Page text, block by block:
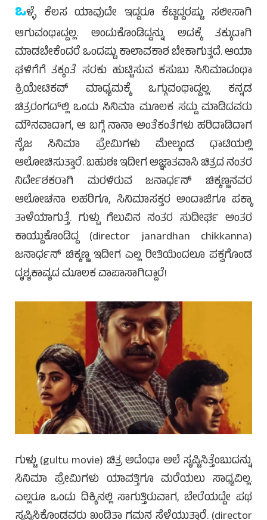
ಒಳ್ಳೆ ಕೆಲಸ ಯಾವುದೇ ಇದ್ದರೂ ಕೆಟ್ಟದ್ದರಷ್ಟು ಸಲೀಸಾಗಿ
ಆಗುವಂಥಾದ್ದಲ್ಲ. ಅಂದುಕೊಂಡಿದ್ದನ್ನು ಅದಕ್ಕೆ ತಕ್ಕುದಾಗಿ
ಮಾಡಬೇಕೆಂದರೆ ಒಂದಷ್ಟು ಕಾಲಾವಕಾಶ ಬೇಕಾಗುತ್ತದೆ. ಆಯಾ
ಘಳಿಗೆಗೆ ತಕ್ಕಂತೆ ಸರಕು ಹುಟ್ಟಿಸುವ ಕಸುಬು ಸಿನಿಮಾದಂಥಾ
ಕ್ರಿಯೇಟಿಕವ್ ಮಾಧ್ಯಮಕ್ಕೆ ಒಗ್ಗುವಂಥಾದ್ದಲ್ಲ. ಕನ್ನಡ
ಚಿತ್ರರಂಗದ್‌ಲ್ಲಿ ಒಂದು ಸಿನಿಮಾ ಮೂಲಕ ಸದ್ದು ಮಾಡಿದವರು
ಮೌನವಾದಾಗ, ಆ ಬಗ್ಗೆ ನಾನಾ ಅಂತೆಕಂತೆಗಳು ಹರಿದಾಡಿದಾಗ
ನೈಜ ಸಿನಿಮಾ ಪ್ರೇಮಿಗಳು ಮೇಲ್ಕಂಡ ಧಾಟಿಯಲ್ಲಿ
ಆಲೋಚಿಸುತ್ತಾರೆ. ಬಹುಶಃ ಇದೀಗ ಅಜ್ಞಾತವಾಸಿ ಚಿತ್ರದ ನಂತರ
ನಿರ್ದೇಶಕರಾಗಿ ಮರಳಿರುವ ಜನಾರ್ಧನ್ ಚಿಕ್ಕಣ್ಣನವರ
ಆಲೋಚನಾ ಲಹರಿಗೂ, ಸಿನಿಮಾಸಕ್ತರ ಅಂದಾಜಿಗೂ ಪಕ್ಕಾ
ತಾಳೆಯಾಗುತ್ತೆ. ಗುಳ್ಟು ಗೆಲುವಿನ ನಂತರ ಸುದೀರ್ಘ ಅಂತರ
ಕಾಯ್ದುಕೊಂಡಿದ್ದ (director janardhan chikkanna)
ಜನಾರ್ಧನ್ ಚಿಕ್ಕಣ್ಣ ಇದೀಗ ಎಲ್ಲ ರೀತಿಯಿಂದಲೂ ಪಕ್ವಗೊಂಡ
ದೃಶ್ಯಕಾವ್ಯದ ಮೂಲಕ ವಾಪಾಸಾಗಿದ್ದಾರೆ!
ಗುಳ್ಟು (gultu movie) ಚಿತ್ರ ಅದೆಂಥಾ ಅಲೆ ಸೃಷ್ಟಿಸಿತ್ತೆಂಬುದನ್ನು
ಸಿನಿಮಾ ಪ್ರೇಮಿಗಳು ಯಾವತ್ತಿಗೂ ಮರೆಯಲು ಸಾಧ್ಯವಿಲ್ಲ.
ಎಲ್ಲರೂ ಒಂದು ದಿಕ್ಕಿನಲ್ಲಿ ಸಾಗುತ್ತಿರುವಾಗ, ಬೇರೆಯದ್ದೇ ಪಥ